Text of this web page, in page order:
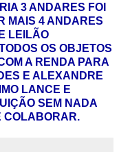
3 ANDARES FOI
MAIS 4 ANDARES
LEILÃO
OS OBJETOS
A RENDA PARA
E ALEXANDRE
LANCE E
SEM NADA
COLABORAR.